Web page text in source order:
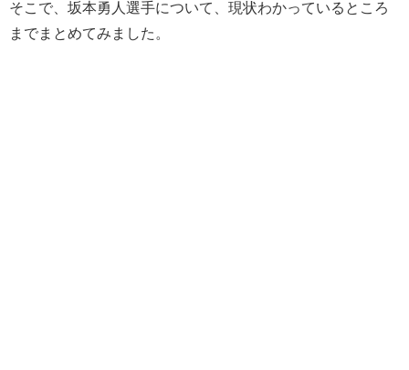
そこで、坂本勇人選手について、現状わかっているところ
までまとめてみました。